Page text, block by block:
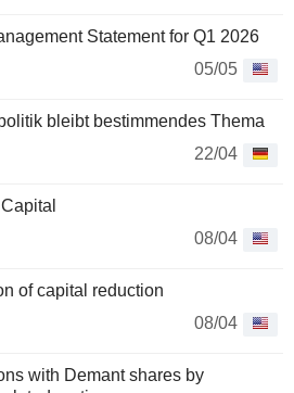
Statement for Q1 2026
05/05
bleibt bestimmendes Thema
22/04
08/04
of capital reduction
08/04
with Demant shares by